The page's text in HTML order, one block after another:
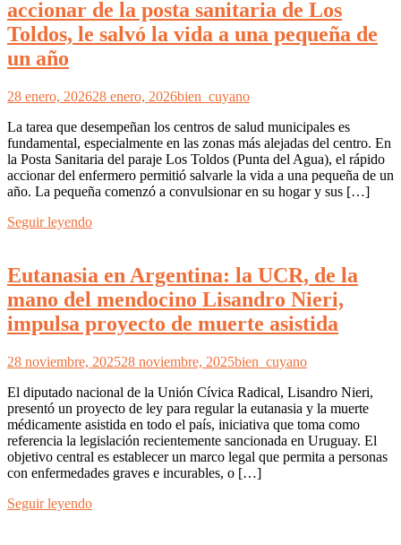
accionar de la posta sanitaria de Los
Toldos, le salvó la vida a una pequeña de
un año
28 enero, 202628 enero, 2026bien_cuyano
La tarea que desempeñan los centros de salud municipales es
fundamental, especialmente en las zonas más alejadas del centro. En
la Posta Sanitaria del paraje Los Toldos (Punta del Agua), el rápido
accionar del enfermero permitió salvarle la vida a una pequeña de un
año. La pequeña comenzó a convulsionar en su hogar y sus […]
Seguir leyendo
Eutanasia en Argentina: la UCR, de la
mano del mendocino Lisandro Nieri,
impulsa proyecto de muerte asistida
28 noviembre, 202528 noviembre, 2025bien_cuyano
El diputado nacional de la Unión Cívica Radical, Lisandro Nieri,
presentó un proyecto de ley para regular la eutanasia y la muerte
médicamente asistida en todo el país, iniciativa que toma como
referencia la legislación recientemente sancionada en Uruguay. El
objetivo central es establecer un marco legal que permita a personas
con enfermedades graves e incurables, o […]
Seguir leyendo